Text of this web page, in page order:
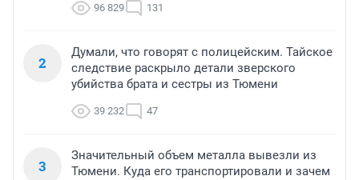
96 829 131
2
Думали, что говорят с полицейским. Тайское
следствие раскрыло детали зверского
убийства брата и сестры из Тюмени
39 232 47
3
Значительный объем металла вывезли из
Тюмени. Куда его транспортировали и зачем